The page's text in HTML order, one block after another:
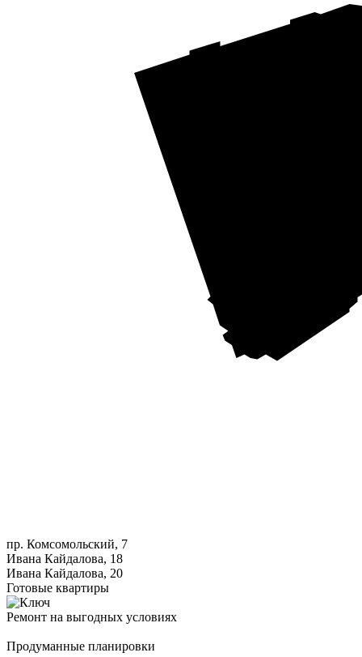
пр. Комсомольский, 7
Ивана Кайдалова, 18
Ивана Кайдалова, 20
Готовые квартиры
Ремонт на выгодных условиях
Продуманные планировки